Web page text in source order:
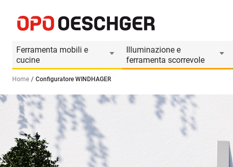
Ferramenta mobili e
cucine
Illuminazione e
ferramenta scorrevole
Seleziona una lingua (IT)
Home Configuratore WINDHAGER